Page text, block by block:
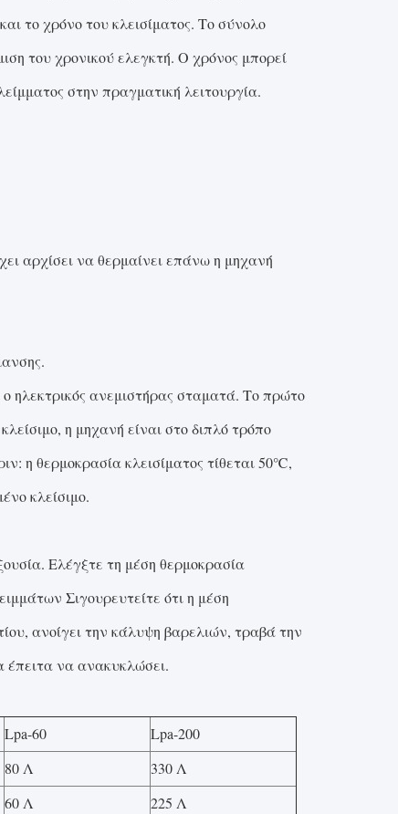
το χρόνο του κλεισίματος. Το σύνολο
του χρονικού ελεγκτή. Ο χρόνος μπορεί
στην πραγματική λειτουργία.
αρχίσει να θερμαίνει επάνω η μηχανή
ηλεκτρικός ανεμιστήρας σταματά. Το πρώτο
η μηχανή είναι στο διπλό τρόπο
η θερμοκρασία κλεισίματος τίθεται 50℃,
κλείσιμο.
Ελέγξτε τη μέση θερμοκρασία
Σιγουρευτείτε ότι η μέση
ανοίγει την κάλυψη βαρελιών, τραβά την
έπειτα να ανακυκλώσει.
Lpa-60
Lpa-200
80 Λ
330 Λ
60 Λ 225 Λ